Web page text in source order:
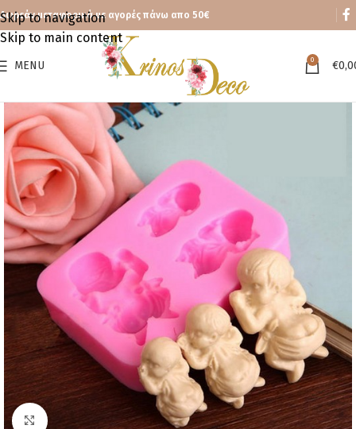
Skip to navigation
Skip to main content
Δωρεάν μεταφορικά με αγορές πάνω απο 50€
MENU 0 €
Click to enlarge